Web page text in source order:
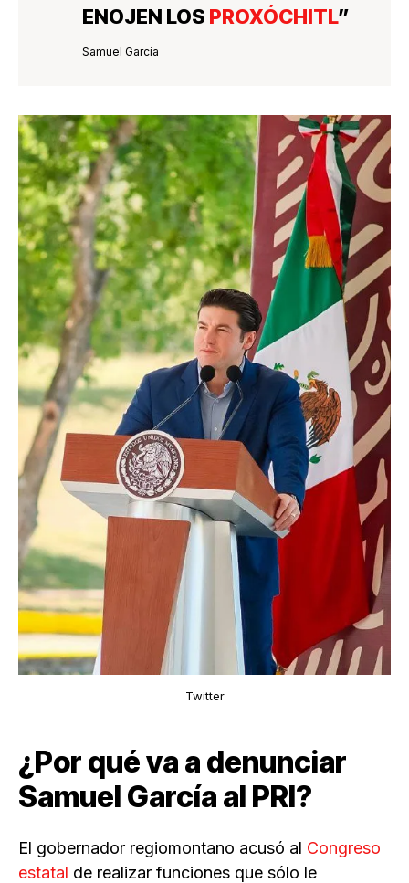
ENOJEN LOS PROXÓCHITL”
Samuel García
Twitter
¿Por qué va a denunciar
Samuel García al PRI?
El gobernador regiomontano acusó al Congreso
estatal de realizar funciones que sólo le